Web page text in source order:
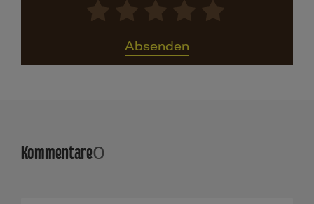
Absenden
Kommentare0